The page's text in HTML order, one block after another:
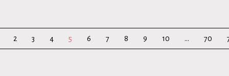
2 3 4 5 6 7 8 9 10 ... 70